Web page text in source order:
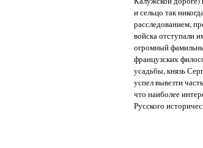
и сельцо так
расследованием,
войска отступали
огромный
французских
усадьбы, князь
успел вывезти
что наиболее
Русского